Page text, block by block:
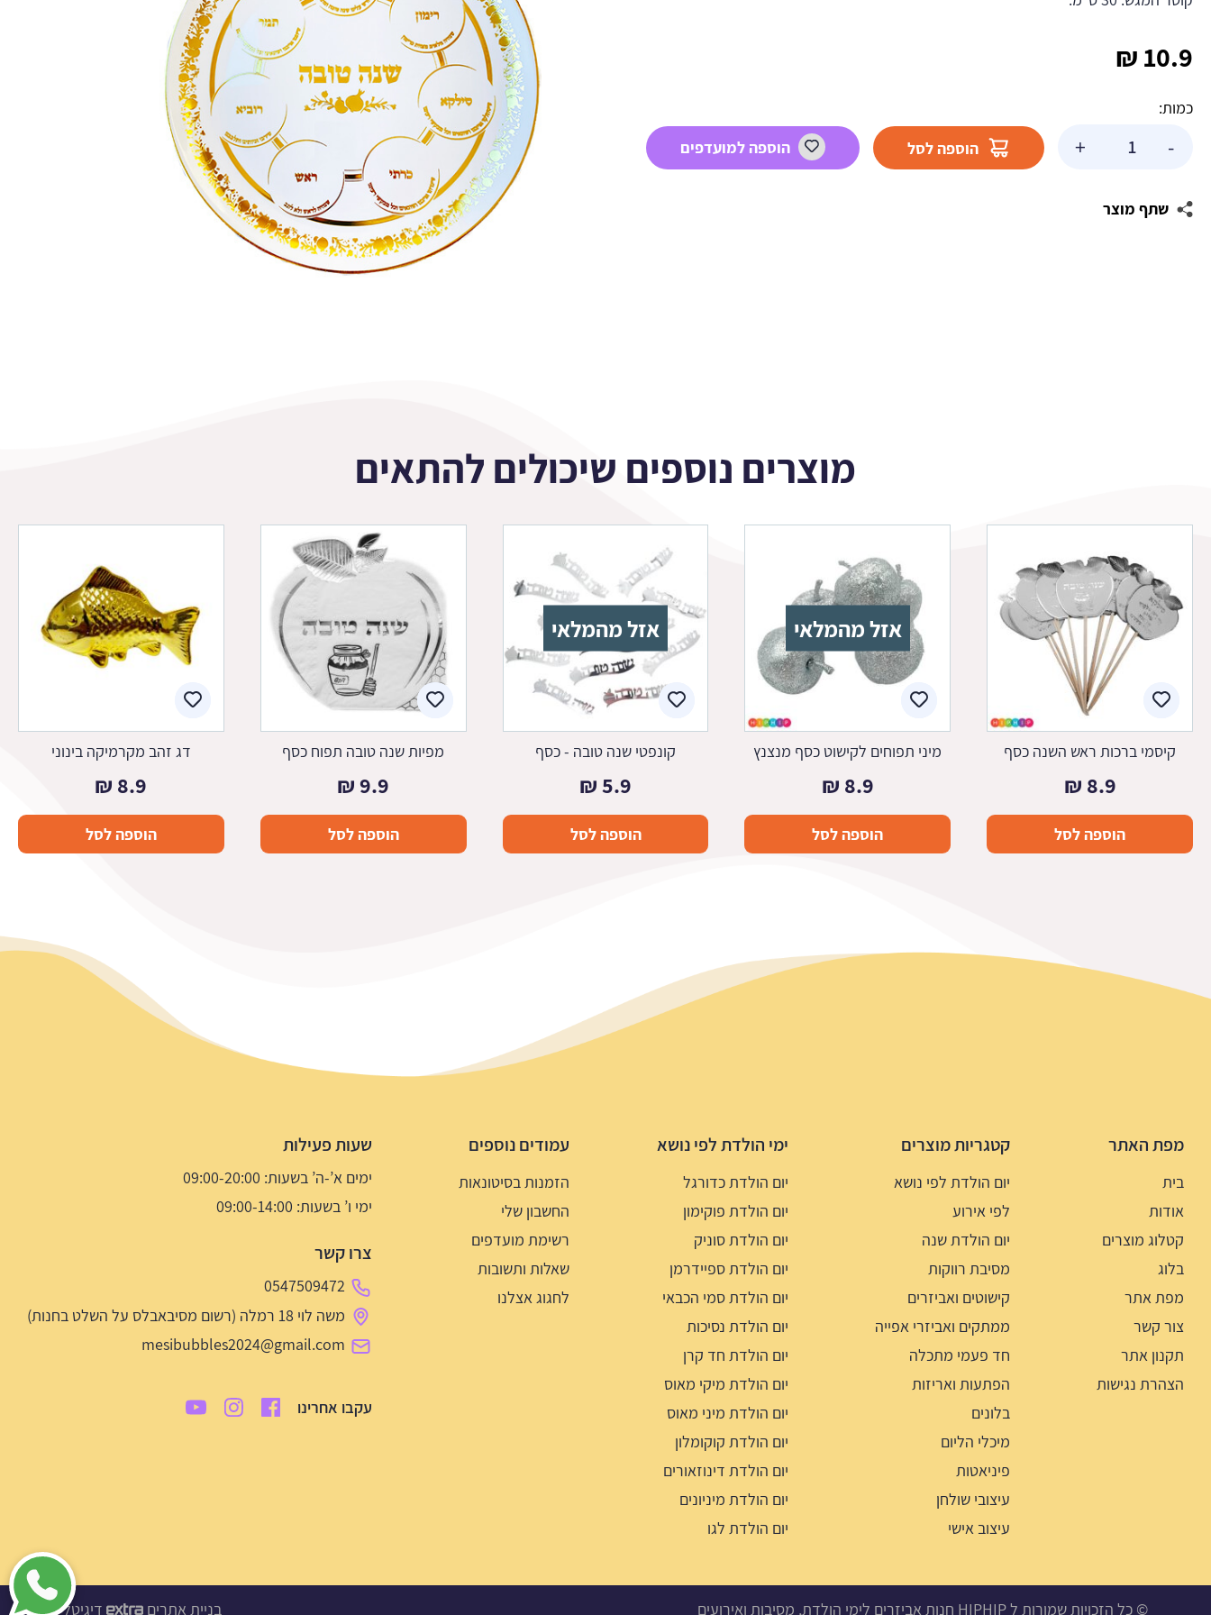
10.9
₪
כמות:
-
של
השנה
+ הוספה לסל הוספה למועדפים
שתף מוצר
מוצרים נוספים שיכולים להתאים
קיסמי ברכות ראש השנה כסף
8.9
₪
הוספה לסל
אזל מהמלאי
מיני תפוחים לקישוט כסף מנצנץ
8.9
₪
הוספה לסל
אזל מהמלאי
קונפטי שנה טובה - כסף
5.9
₪
הוספה לסל
מפיות שנה טובה תפוח כסף
9.9
₪
הוספה לסל
דג זהב מקרמיקה בינוני
8.9
₪
הוספה לסל
מפת האתר
בית
אודות
קטלוג מוצרים
בלוג
מפת אתר
צור קשר
תקנון אתר
הצהרת נגישות
קטגריות מוצרים
יום הולדת לפי נושא
לפי אירוע
יום הולדת שנה
מסיבת רווקות
קישוטים ואביזרים
ממתקים ואביזרי אפייה
חד פעמי מתכלה
הפתעות ואריזות
בלונים
מיכלי הליום
פיניאטות
עיצובי שולחן
עיצוב אישי
ימי הולדת לפי נושא
יום הולדת כדורגל
יום הולדת פוקימון
יום הולדת סוניק
יום הולדת ספיידרמן
יום הולדת סמי הכבאי
יום הולדת נסיכות
יום הולדת חד קרן
יום הולדת מיקי מאוס
יום הולדת מיני מאוס
יום הולדת קוקומלון
יום הולדת דינוזאורים
יום הולדת מיניונים
יום הולדת לגו
עמודים נוספים
הזמנות בסיטונאות
החשבון שלי
רשימת מועדפים
שאלות ותשובות
לחגוג אצלנו
שעות פעילות
ימים א’-ה’ בשעות: 09:00-20:00
ימי ו’ בשעות: 09:00-14:00
צרו קשר
0547509472
משה לוי 18 רמלה (רשום מסיבאבלס על השלט בחנות)
mesibubbles2024@gmail.com
עקבו אחרינו
© כל הזכויות שמורות ל HIPHIP חנות אביזרים לימי הולדת, מסיבות ואירועים בניית אתרים דיגיטל